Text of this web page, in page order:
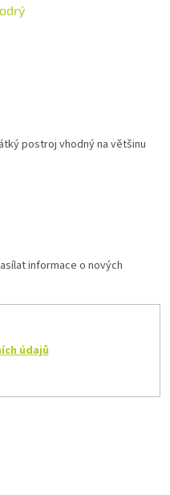
postroj vhodný na většinu
informace o nových
údajů